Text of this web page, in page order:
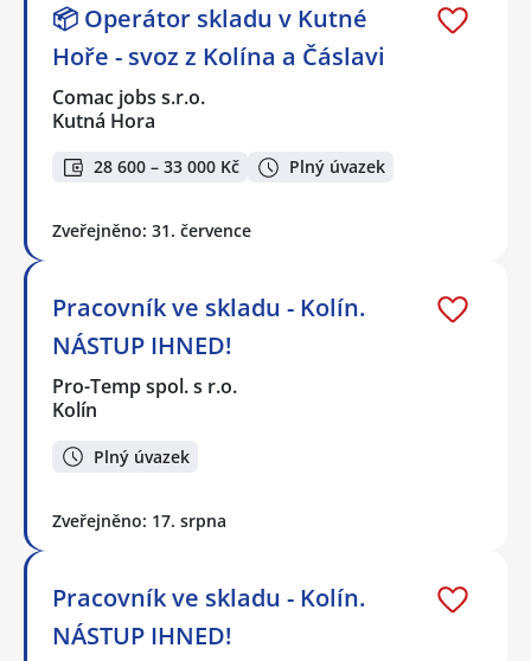
📦 Operátor skladu v Kutné
Hoře - svoz z Kolína a Čáslavi
Comac jobs s.r.o.
Kutná Hora
28 600 – 33 000 Kč Plný úvazek
Zveřejněno: 31. července
Pracovník ve skladu - Kolín.
NÁSTUP IHNED!
Pro-Temp spol. s r.o.
Kolín
Plný úvazek
Zveřejněno: 17. srpna
Pracovník ve skladu - Kolín.
NÁSTUP IHNED!